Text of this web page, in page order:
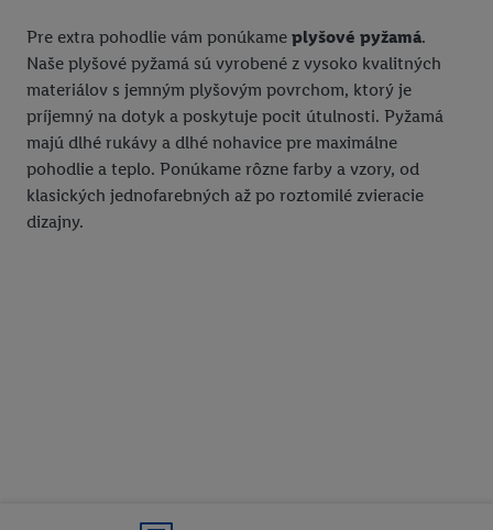
Pre extra pohodlie vám ponúkame plyšové pyžamá.
Naše plyšové pyžamá sú vyrobené z vysoko kvalitných
materiálov s jemným plyšovým povrchom, ktorý je
príjemný na dotyk a poskytuje pocit útulnosti. Pyžamá
majú dlhé rukávy a dlhé nohavice pre maximálne
pohodlie a teplo. Ponúkame rôzne farby a vzory, od
klasických jednofarebných až po roztomilé zvieracie
dizajny.